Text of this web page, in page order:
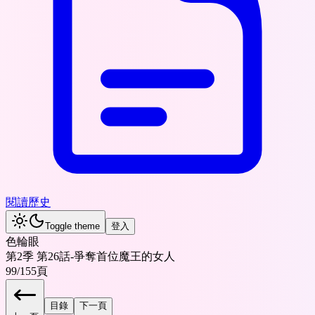
閱讀歷史
Toggle theme 登入
色輪眼
第2季 第26話-爭奪首位魔王的女人
99/155頁
目錄 下一頁